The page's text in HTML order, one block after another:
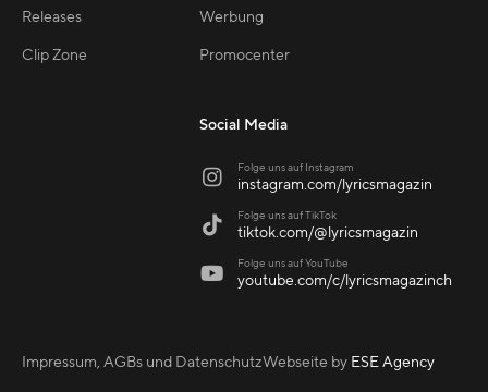
Releases
Clip Zone
Werbung
Promocenter
Social Media
 Folge uns auf Instagram
instagram.com/lyricsmagazin
 Folge uns auf TikTok
tiktok.com/@lyricsmagazin
 Folge uns auf YouTube
youtube.com/c/lyricsmagazinch
Impressum, AGBs und DatenschutzWebseite by ESE Agency